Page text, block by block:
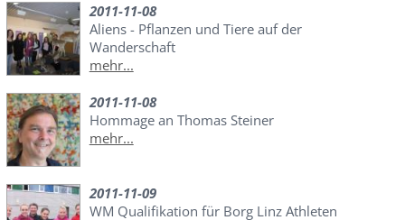
2011-11-08
Aliens - Pflanzen und Tiere auf der
Wanderschaft
mehr...
2011-11-08
Hommage an Thomas Steiner
mehr...
2011-11-09
WM Qualifikation für Borg Linz Athleten